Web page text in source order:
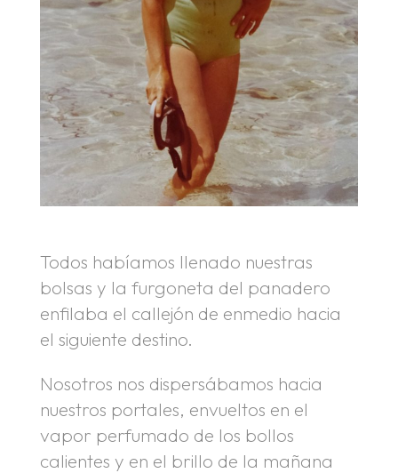
Todos habíamos llenado nuestras
bolsas y la furgoneta del panadero
enfilaba el callejón de enmedio hacia
el siguiente destino.
Nosotros nos dispersábamos hacia
nuestros portales, envueltos en el
vapor perfumado de los bollos
calientes y en el brillo de la mañana